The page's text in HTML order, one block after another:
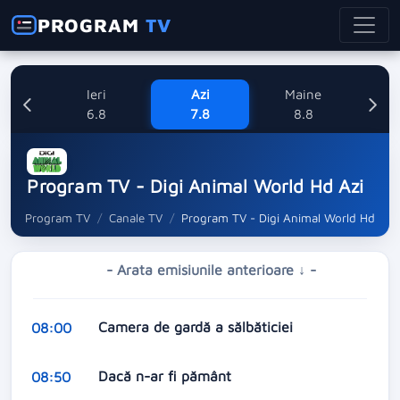
PROGRAMTV
Ieri
6.8
Azi
7.8
Maine
8.8
Program TV - Digi Animal World Hd Azi
Program TV Canale TV Program TV - Digi Animal World Hd
- Arata emisiunile anterioare ↓ -
08:00 Camera de gardă a sălbăticiei
08:50 Dacă n-ar fi pământ